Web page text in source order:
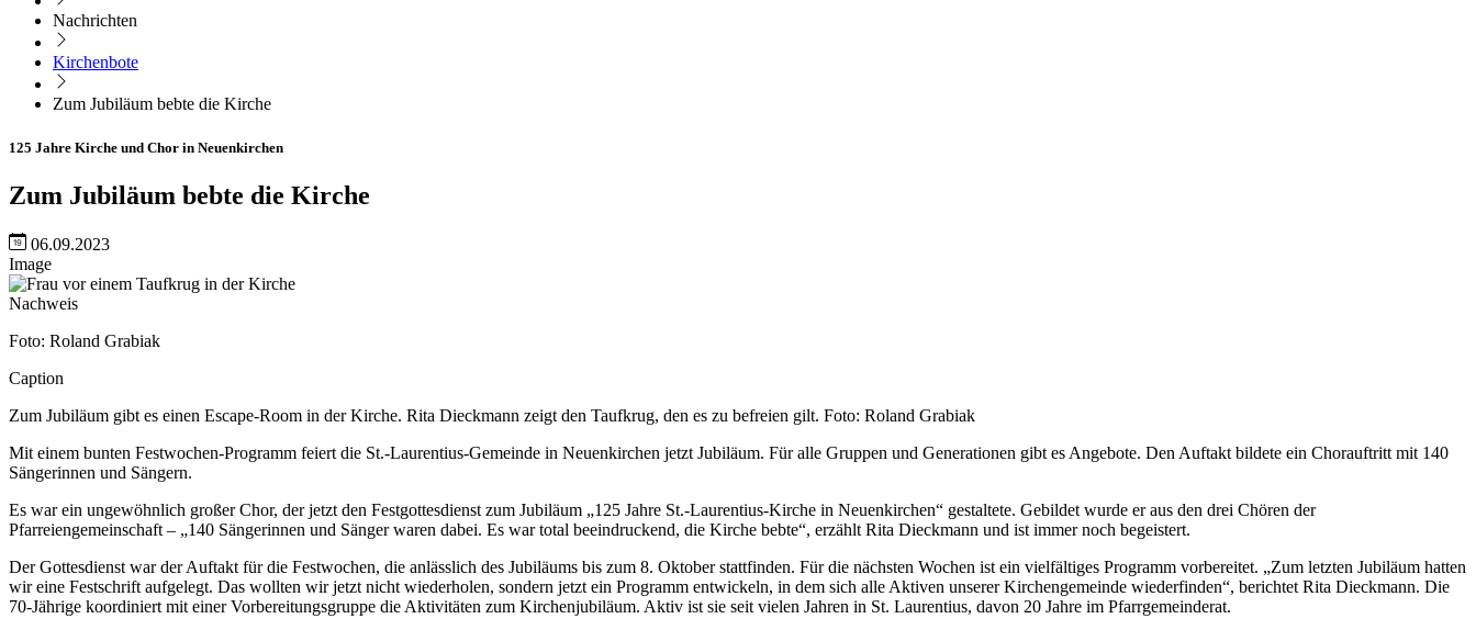
Nachrichten
Kirchenbote
Zum Jubiläum bebte die Kirche
125 Jahre Kirche und Chor in Neuenkirchen
Zum Jubiläum bebte die Kirche
06.09.2023
Image
Nachweis
Foto: Roland Grabiak
Caption
Zum Jubiläum gibt es einen Escape-Room in der Kirche. Rita Dieckmann zeigt den Taufkrug, den es zu befreien gilt. Foto: Roland Grabiak
Mit einem bunten Festwochen-Programm feiert die St.-Laurentius-Gemeinde in Neuenkirchen jetzt Jubiläum. Für alle Gruppen und Generationen gibt es Angebote. Den Auftakt bildete ein Chorauftritt mit 140
Sängerinnen und Sängern.
Es war ein ungewöhnlich großer Chor, der jetzt den Festgottesdienst zum Jubiläum „125 Jahre St.-Laurentius-Kirche in Neuenkirchen“ gestaltete. Gebildet wurde er aus den drei Chören der
Pfarreiengemeinschaft – „140 Sängerinnen und Sänger waren dabei. Es war total beeindruckend, die Kirche bebte“, erzählt Rita Dieckmann und ist immer noch begeistert.
Der Gottesdienst war der Auftakt für die Festwochen, die anlässlich des Jubiläums bis zum 8. Oktober stattfinden. Für die nächsten Wochen ist ein vielfältiges Programm vorbereitet. „Zum letzten Jubiläum hatten
wir eine Festschrift aufgelegt. Das wollten wir jetzt nicht wiederholen, sondern jetzt ein Programm entwickeln, in dem sich alle Aktiven unserer Kirchengemeinde wiederfinden“, berichtet Rita Dieckmann. Die
70-Jährige koordiniert mit einer Vorbereitungsgruppe die Aktivitäten zum Kirchenjubiläum. Aktiv ist sie seit vielen Jahren in St. Laurentius, davon 20 Jahre im Pfarrgemeinderat.